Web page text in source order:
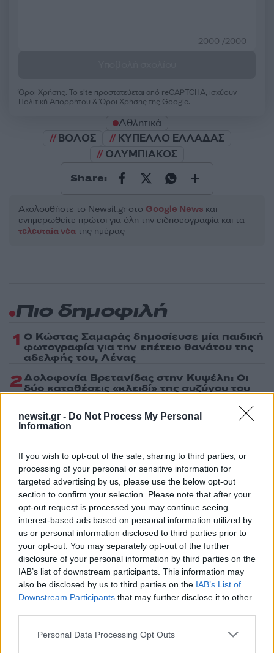
newsit.gr - Do Not Process My Personal
Information
If you wish to opt-out of the sale, sharing to third parties, or
processing of your personal or sensitive information for
targeted advertising by us, please use the below opt-out
section to confirm your selection. Please note that after your
opt-out request is processed you may continue seeing
interest-based ads based on personal information utilized by
us or personal information disclosed to third parties prior to
your opt-out. You may separately opt-out of the further
disclosure of your personal information by third parties on the
IAB’s list of downstream participants. This information may
also be disclosed by us to third parties on the IAB’s List of
Downstream Participants that may further disclose it to other
Please note that this website/app uses one or more Google
Personal Data Processing Opt Outs
2000 /2000
Όροι Χρήσης. Το site προστατεύεται από reCAPTCHA, ισχύουν
Πολιτική Απορρήτου &Όροι Χρήσης της Google.
Αθλητικά
ΒΟΛΟΣ
ΚΥΠΕΛΛΟ ΕΛΛΑΔΑΣ
ΟΛΥΜΠΙΑΚΟΣ
Share:
Ακολουθήστε το Νewsit.gr στο Google News και
ενημερωθείτε πρώτοι για όλη την ειδησεογραφία και τα
τελευταία νέα της ημέρας
Πιο δημοφιλή
1 Ο Κώστας Σαμαράς δημοσίευσε μία παιδική
φωτογραφία για την επέτειο θανάτου της
αδελφής του, Λένας
2Δολοφονία Βρετανίδας στην Κυψέλη: Οι
δύο καταθέσεις «κλειδί» της συζύγου του
κινητού, η θεία από την Ινδία και τα
απειλητικά μηνύματα
γιορτή του Άκη Παυλόπουλου: «Δεκαπέντε
χρόνια μου διδάσκει υπομονή και αγάπη»
4«Αφιέρωσε τη ζωή της στο να βοηθά
ανθρώπους που είχαν ανάγκη» - Η πρώτη
δήλωση της οικογένειας της 38χρονης
Λίζα που βρέθηκε νεκρή στην Κυψέλη
5Αριστοτέλης Δαμίγος: Στο Αποτεφρωτήριο
Ριτσώνας το «ύστατο χαίρε» στον Έλληνα
σύνδεσμο του ελικοπτέρου που έπεσε στην
Ψάθα
Πιο σχολιασμένα
Μητσοτάκης στην υπογραφή συμφωνίας
για την ηλεκτρική διασύνδεση Ελλάδας –